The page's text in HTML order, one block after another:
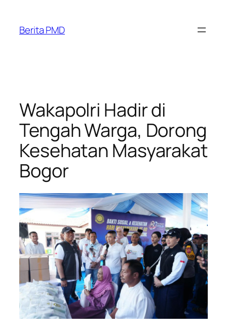
content
Berita PMD
Wakapolri Hadir di
Tengah Warga, Dorong
Kesehatan Masyarakat
Bogor